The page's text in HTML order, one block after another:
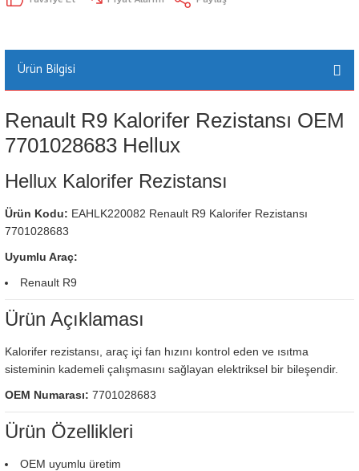
Ürün Bilgisi
Renault R9 Kalorifer Rezistansı OEM
7701028683 Hellux
Hellux Kalorifer Rezistansı
Ürün Kodu: EAHLK220082 Renault R9 Kalorifer Rezistansı
7701028683
Uyumlu Araç:
Renault R9
Ürün Açıklaması
Kalorifer rezistansı, araç içi fan hızını kontrol eden ve ısıtma
sisteminin kademeli çalışmasını sağlayan elektriksel bir bileşendir.
OEM Numarası: 7701028683
Ürün Özellikleri
OEM uyumlu üretim